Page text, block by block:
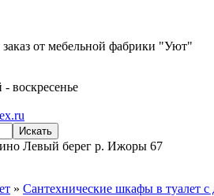
от мебельной фабрики "Уют"
воскресенье
Левый берег р. Ижоры 67
» Сантехнические шкафы в туалет с